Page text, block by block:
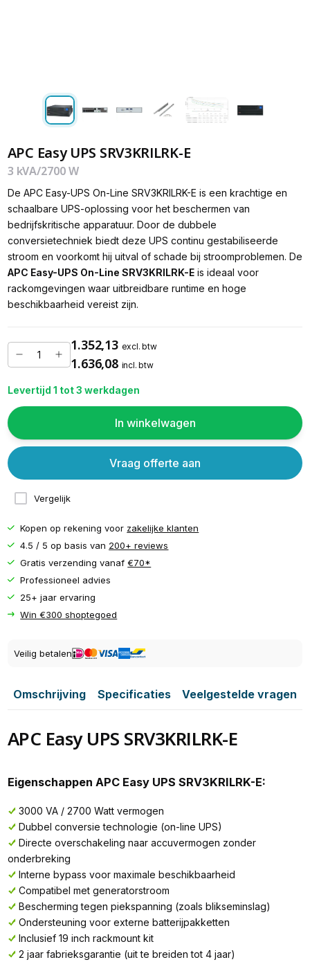
APC Easy UPS SRV3KRILRK-E
3 kVA/2700 W
De APC Easy-UPS On-Line SRV3KRILRK-E is een krachtige en
schaalbare UPS-oplossing voor het beschermen van
bedrijfskritische apparatuur. Door de dubbele
conversietechniek biedt deze UPS continu gestabiliseerde
stroom en voorkomt hij uitval of schade bij stroomproblemen. De
APC Easy-UPS On-Line SRV3KRILRK-Eis ideaal voor
rackomgevingen waar uitbreidbare runtime en hoge
beschikbaarheid vereist zijn.
1.352,13 excl. btw
1.636,08 incl. btw
Levertijd 1 tot 3 werkdagen
In winkelwagen
Vergelijk
Vraag offerte aan
Kopen op rekening voor zakelijke klanten
4.5 / 5 op basis van 200+ reviews
Gratis verzending vanaf€70*
Professioneel advies
25+ jaar ervaring
Win €300 shoptegoed
Veilig betalen
Omschrijving Specificaties Veelgestelde vragen
APC Easy UPS SRV3KRILRK-E
Eigenschappen APC Easy UPS SRV3KRILRK-E:
3000 VA / 2700 Watt vermogen
Dubbel conversie technologie (on-line UPS)
Directe overschakeling naar accuvermogen zonder
onderbreking
Interne bypass voor maximale beschikbaarheid
Compatibel met generatorstroom
Bescherming tegen piekspanning (zoals blikseminslag)
Ondersteuning voor externe batterijpakketten
Inclusief 19 inch rackmount kit
2 jaar fabrieksgarantie (uit te breiden tot 4 jaar)